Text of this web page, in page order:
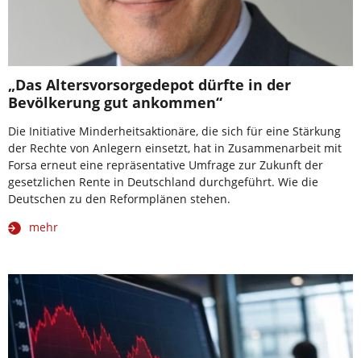
„Das Altersvorsorgedepot dürfte in der
Bevölkerung gut ankommen“
Die Initiative Minderheitsaktionäre, die sich für eine Stärkung
der Rechte von Anlegern einsetzt, hat in Zusammenarbeit mit
Forsa erneut eine repräsentative Umfrage zur Zukunft der
gesetzlichen Rente in Deutschland durchgeführt. Wie die
Deutschen zu den Reformplänen stehen.
mehr